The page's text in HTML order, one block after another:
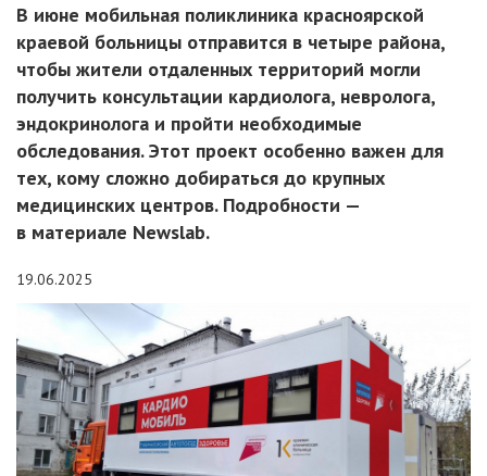
В июне мобильная поликлиника красноярской
краевой больницы отправится в четыре района,
чтобы жители отдаленных территорий могли
получить консультации кардиолога, невролога,
эндокринолога и пройти необходимые
обследования. Этот проект особенно важен для
тех, кому сложно добираться до крупных
медицинских центров. Подробности —
в материале Newslab.
19.06.2025